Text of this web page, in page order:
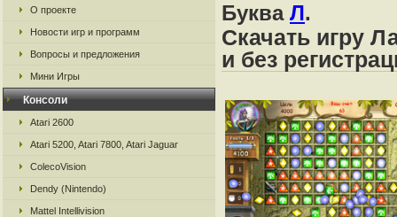
О проекте
Новости игр и программ
Вопросы и предложения
Мини Игры
Консоли
Atari 2600
Atari 5200, Atari 7800, Atari Jaguar
ColecoVision
Dendy (Nintendo)
Mattel Intellivision
Буква Л.
Скачать игру
и без